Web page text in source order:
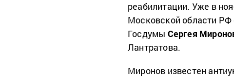
реабилитации. Уже в
Московской области РФ
Госдумы Сергея
Лантратова.
Миронов известен